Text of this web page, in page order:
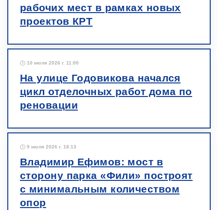
рабочих мест в рамках новых
проектов КРТ
10 июля 2026 г. 11:00
На улице Годовикова начался
цикл отделочных работ дома по
реновации
9 июля 2026 г. 18:13
Владимир Ефимов: мост в
сторону парка «Фили» построят
с минимальным количеством
опор